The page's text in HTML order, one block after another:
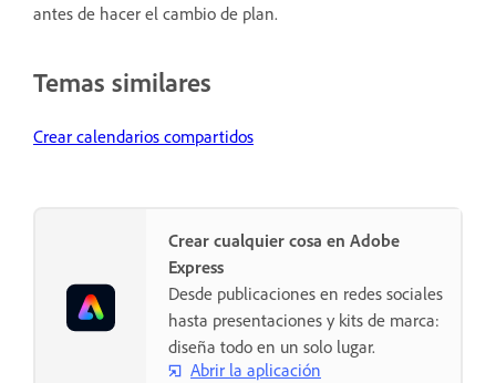
antes de hacer el cambio de plan.
Temas similares
Crear calendarios compartidos
Crear cualquier cosa en Adobe
Express
Desde publicaciones en redes sociales
hasta presentaciones y kits de marca:
diseña todo en un solo lugar.
Abrir la aplicación